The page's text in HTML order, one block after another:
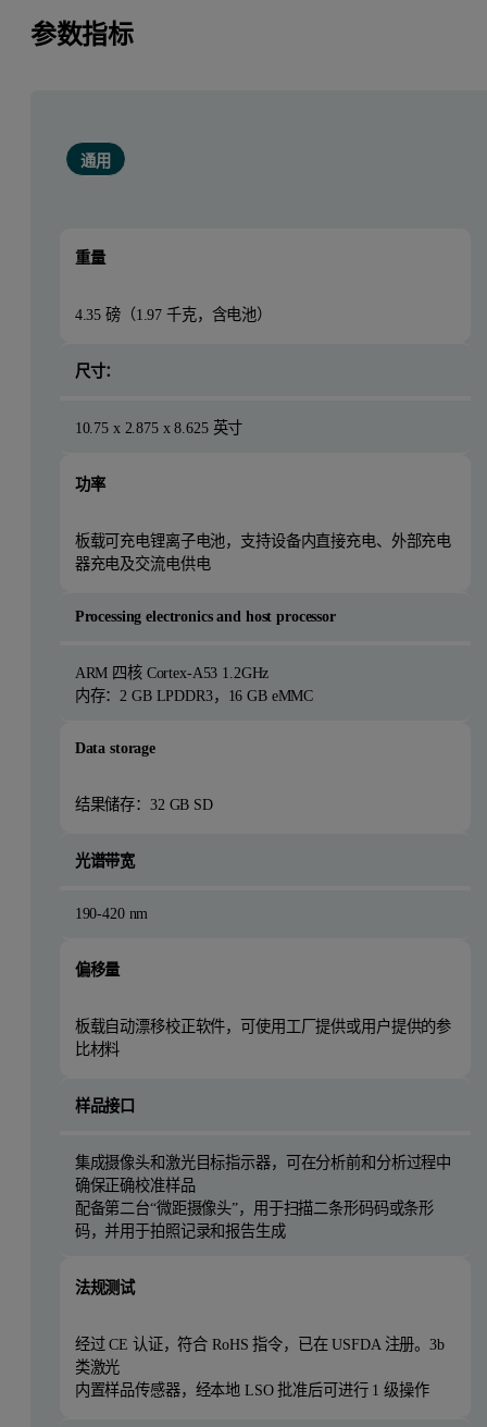
参数指标
通用
重量
4.35 磅（1.97 千克，含电池）
尺寸：
10.75 x 2.875 x 8.625 英寸
功率
板载可充电锂离子电池，支持设备内直接充电、外部充电
器充电及交流电供电
Processing electronics and host processor
ARM 四核 Cortex-A53 1.2GHz
内存：2 GB LPDDR3，16 GB eMMC
Data storage
结果储存：32 GB SD
光谱带宽
190-420 nm
偏移量
板载自动漂移校正软件，可使用工厂提供或用户提供的参
比材料
样品接口
集成摄像头和激光目标指示器，可在分析前和分析过程中
确保正确校准样品
配备第二台“微距摄像头”，用于扫描二条形码码或条形
码，并用于拍照记录和报告生成
法规测试
经过 CE 认证，符合 RoHS 指令，已在 USFDA 注册。3b
类激光
内置样品传感器，经本地 LSO 批准后可进行 1 级操作